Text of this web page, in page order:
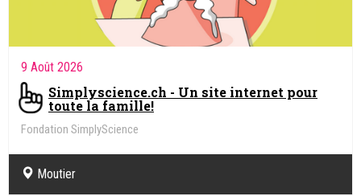
9 Août 2026
Simplyscience.ch - Un site internet pour
toute la famille!
Fondation SimplyScience
Moutier